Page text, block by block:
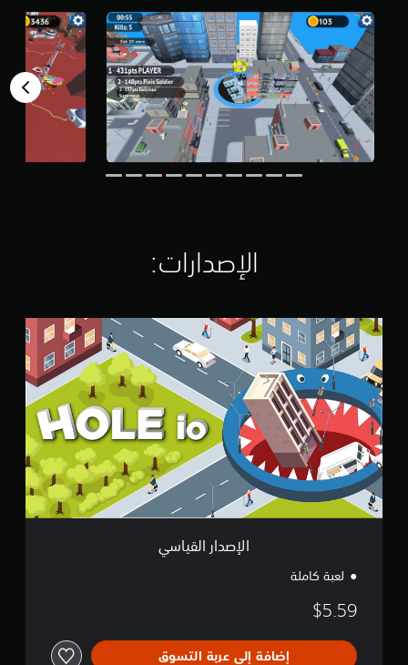
م
م
ن
إ
ج
م
ا
ل
ي
5
ي
م
ا
ت
الإصدارات:‏
ا
إ
ص
د
ا
ر
ا
ل
ق
س
الإصدار القياسي
لعبة كاملة
$5.59
إضافة إلى عربة التسوق